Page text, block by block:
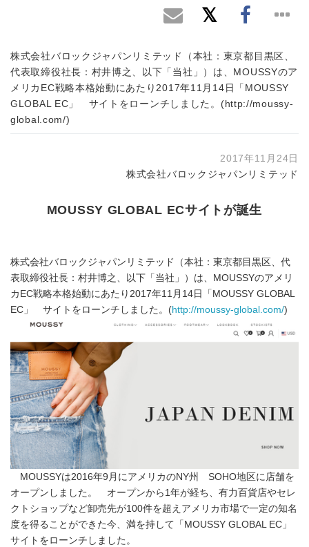
株式会社バロックジャパンリミテッド（本社：東京都目黒区、
代表取締役社長：村井博之、以下「当社」）は、MOUSSYのア
メリカEC戦略本格始動にあたり2017年11月14日「MOUSSY
GLOBAL EC」 サイトをローンチしました。(http://moussy-
global.com/)
2017年11月24日
株式会社バロックジャパンリミテッド
MOUSSY GLOBAL ECサイトが誕生
株式会社バロックジャパンリミテッド（本社：東京都目黒区、代
表取締役社長：村井博之、以下「当社」）は、MOUSSYのアメリ
カEC戦略本格始動にあたり2017年11月14日「MOUSSY GLOBAL
EC」 サイトをローンチしました。(http://moussy-global.com/)
MOUSSYは2016年9月にアメリカのNY州 SOHO地区に店舗を
オープンしました。 オープンから1年が経ち、有力百貨店やセレ
クトショップなど卸売先が100件を超えアメリカ市場で一定の知名
度を得ることができた今、満を持して「MOUSSY GLOBAL EC」
サイトをローンチしました。